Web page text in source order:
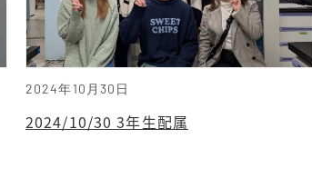
2024年10月30日
2024/10/30 3年生配属